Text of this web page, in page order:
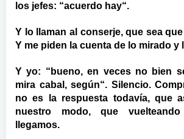
los jefes: “acuerdo hay“.
Y lo llaman al conserje, que sea
Y me piden la cuenta de lo mirado y
Y yo: “bueno, en veces no bien
mira cabal, según“. Silencio.
no es la respuesta todavía, que
nuestro modo, que
llegamos.